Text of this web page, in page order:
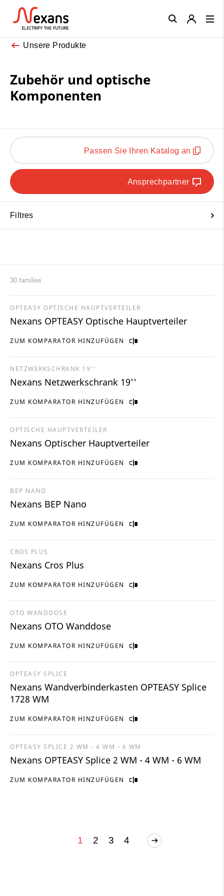
Unsere Produkte
Zubehör und optische
Komponenten
Passen Sie Ihren Katalog an
Ansprechpartner
Filtres
30 families
ZUM KOMPARATOR HINZUFÜGEN
OPTEASY OPTISCHE HAUPTVERTEILER
Nexans OPTEASY Optische Hauptverteiler
ZUM KOMPARATOR HINZUFÜGEN
NETZWERKSCHRANK 19''
Nexans Netzwerkschrank 19''
ZUM KOMPARATOR HINZUFÜGEN
OPTISCHE HAUPTVERTEILER
Nexans Optischer Hauptverteiler
ZUM KOMPARATOR HINZUFÜGEN
BEP NANO
Nexans BEP Nano
ZUM KOMPARATOR HINZUFÜGEN
CROS PLUS
Nexans Cros Plus
ZUM KOMPARATOR HINZUFÜGEN
OTO WANDDOSE
Nexans OTO Wanddose
ZUM KOMPARATOR HINZUFÜGEN
OPTEASY SPLICE
Nexans Wandverbinderkasten OPTEASY Splice
1728 WM
ZUM KOMPARATOR HINZUFÜGEN
OPTEASY SPLICE 2 WM - 4 WM - 6 WM
Nexans OPTEASY Splice 2 WM - 4 WM - 6 WM
1 2 3 4
Close